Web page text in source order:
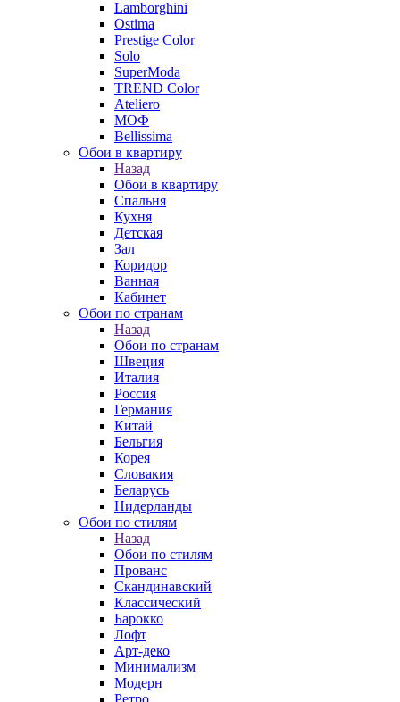
Lamborghini
Ostima
Prestige Color
Solo
SuperModa
TREND Color
Ateliero
МОФ
Bellissima
Обои в квартиру
Назад
Обои в квартиру
Спальня
Кухня
Детская
Зал
Коридор
Ванная
Кабинет
Обои по странам
Назад
Обои по странам
Швеция
Италия
Россия
Германия
Китай
Бельгия
Корея
Словакия
Беларусь
Нидерланды
Обои по стилям
Назад
Обои по стилям
Прованс
Скандинавский
Классический
Барокко
Лофт
Арт-деко
Минимализм
Модерн